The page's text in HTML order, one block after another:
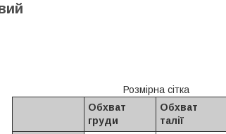
Розмірна сітка
Обхват
груди
Обхват
талії